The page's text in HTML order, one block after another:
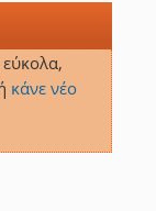
κάνε νέο